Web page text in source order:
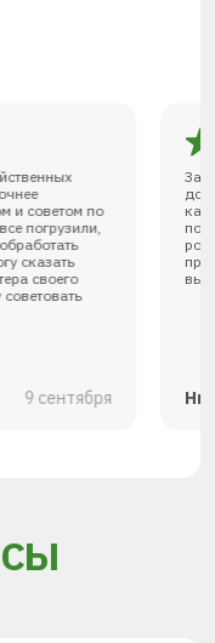
и советом по
погрузили,
сказать
своего
9 сентября